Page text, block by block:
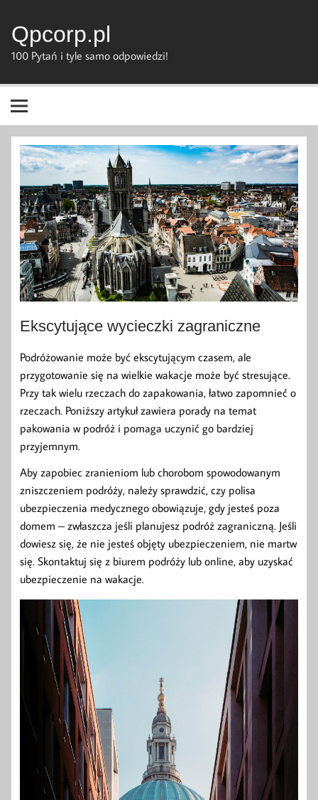
content
Qpcorp.pl
100 Pytań i tyle samo odpowiedzi!
Ekscytujące wycieczki zagraniczne
Podróżowanie może być ekscytującym czasem, ale
przygotowanie się na wielkie wakacje może być stresujące.
Przy tak wielu rzeczach do zapakowania, łatwo zapomnieć o
rzeczach. Poniższy artykuł zawiera porady na temat
pakowania w podróż i pomaga uczynić go bardziej
przyjemnym.
Aby zapobiec zranieniom lub chorobom spowodowanym
zniszczeniem podróży, należy sprawdzić, czy polisa
ubezpieczenia medycznego obowiązuje, gdy jesteś poza
domem – zwłaszcza jeśli planujesz podróż zagraniczną. Jeśli
dowiesz się, że nie jesteś objęty ubezpieczeniem, nie martw
się. Skontaktuj się z biurem podróży lub online, aby uzyskać
ubezpieczenie na wakacje.